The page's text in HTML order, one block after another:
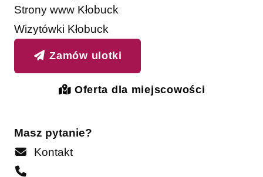
Strony www Kłobuck
Wizytówki Kłobuck
Zamów ulotki
Oferta dla miejscowości
Masz pytanie?
Kontakt